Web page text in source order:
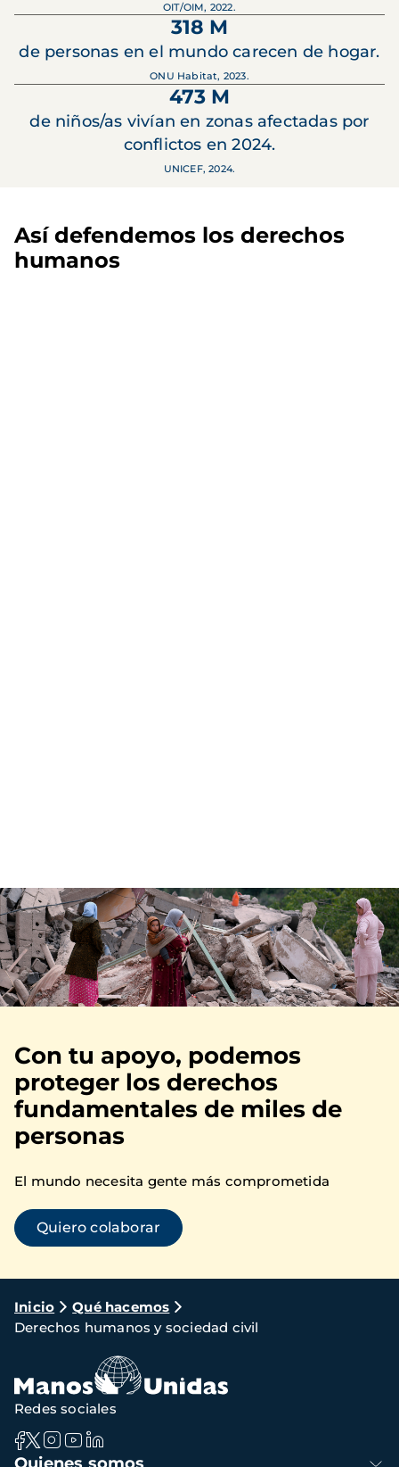
OIT/OIM, 2022.
318 M
de personas en el mundo carecen de hogar.
ONU Habitat, 2023.
473 M
de niños/as vivían en zonas afectadas por
conflictos en 2024.
UNICEF, 2024.
Así defendemos los derechos
humanos
Imagen
Con tu apoyo, podemos
proteger los derechos
fundamentales de miles de
personas
El mundo necesita gente más comprometida
Quiero colaborar
Ruta
de
navegación
Inicio
Qué hacemos
Derechos humanos y sociedad civil
Navegación
Redes sociales